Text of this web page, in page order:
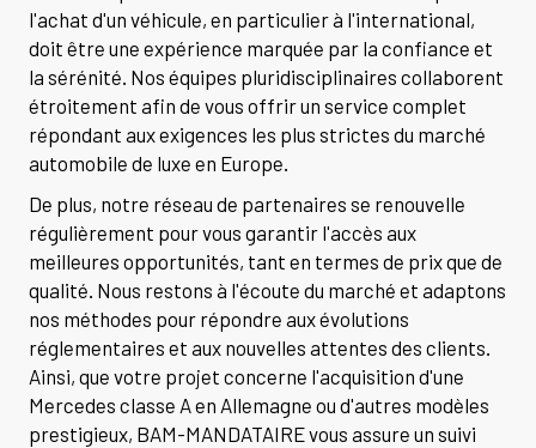
l'achat d'un véhicule, en particulier à l'international,
doit être une expérience marquée par la confiance et
la sérénité. Nos équipes pluridisciplinaires collaborent
étroitement afin de vous offrir un service complet
répondant aux exigences les plus strictes du marché
automobile de luxe en Europe.
De plus, notre réseau de partenaires se renouvelle
régulièrement pour vous garantir l'accès aux
meilleures opportunités, tant en termes de prix que de
qualité. Nous restons à l'écoute du marché et adaptons
nos méthodes pour répondre aux évolutions
réglementaires et aux nouvelles attentes des clients.
Ainsi, que votre projet concerne l'acquisition d'une
Mercedes classe A en Allemagne ou d'autres modèles
prestigieux, BAM-MANDATAIRE vous assure un suivi